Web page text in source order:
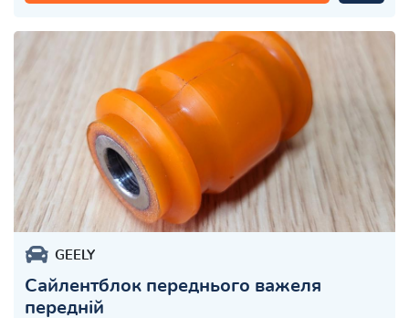
GEELY
Сайлентблок переднього важеля
передній